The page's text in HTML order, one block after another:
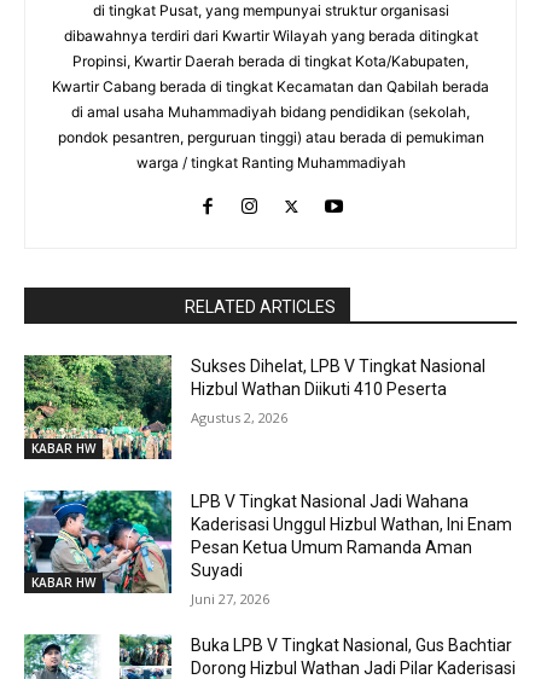
di tingkat Pusat, yang mempunyai struktur organisasi
dibawahnya terdiri dari Kwartir Wilayah yang berada ditingkat
Propinsi, Kwartir Daerah berada di tingkat Kota/Kabupaten,
Kwartir Cabang berada di tingkat Kecamatan dan Qabilah berada
di amal usaha Muhammadiyah bidang pendidikan (sekolah,
pondok pesantren, perguruan tinggi) atau berada di pemukiman
warga / tingkat Ranting Muhammadiyah
RELATED ARTICLES
KABAR HW
Sukses Dihelat, LPB V Tingkat Nasional
Hizbul Wathan Diikuti 410 Peserta
Agustus 2, 2026
KABAR HW
LPB V Tingkat Nasional Jadi Wahana
Kaderisasi Unggul Hizbul Wathan, Ini Enam
Pesan Ketua Umum Ramanda Aman
Suyadi
Juni 27, 2026
Buka LPB V Tingkat Nasional, Gus Bachtiar
Dorong Hizbul Wathan Jadi Pilar Kaderisasi